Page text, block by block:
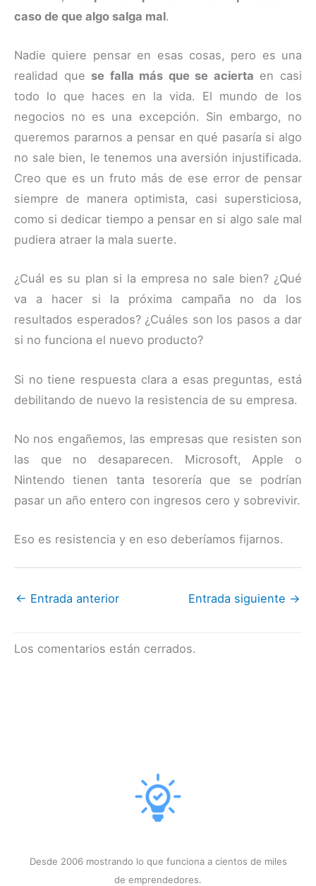
caso de que algo salga mal.
Nadie quiere pensar en esas cosas, pero es una
realidad que se falla más que se acierta en casi
todo lo que haces en la vida. El mundo de los
negocios no es una excepción. Sin embargo, no
queremos pararnos a pensar en qué pasaría si algo
no sale bien, le tenemos una aversión injustificada.
Creo que es un fruto más de ese error de pensar
siempre de manera optimista, casi supersticiosa,
como si dedicar tiempo a pensar en si algo sale mal
pudiera atraer la mala suerte.
¿Cuál es su plan si la empresa no sale bien? ¿Qué
va a hacer si la próxima campaña no da los
resultados esperados? ¿Cuáles son los pasos a dar
si no funciona el nuevo producto?
Si no tiene respuesta clara a esas preguntas, está
debilitando de nuevo la resistencia de su empresa.
No nos engañemos, las empresas que resisten son
las que no desaparecen. Microsoft, Apple o
Nintendo tienen tanta tesorería que se podrían
pasar un año entero con ingresos cero y sobrevivir.
Eso es resistencia y en eso deberíamos fijarnos.
← Entrada anterior Entrada siguiente →
Los comentarios están cerrados.
Desde 2006 mostrando lo que funciona a cientos de miles
de emprendedores.